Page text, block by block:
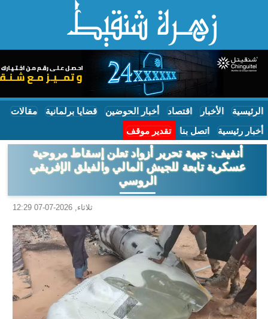
الرئيسية الأخبار اقتصاد أخبار الحوضين قضايا برلمانية مقالات
أخبار رئيسية اتصل بنا تقدير موقف
أنفيف: جبهة تحرير أزواد تعلن إسقاط مروحية
عسكرية تابعة للجيش المالي والفيلق الإفريقي
الروسي
ثلاثاء, 2026-07-07 12:29